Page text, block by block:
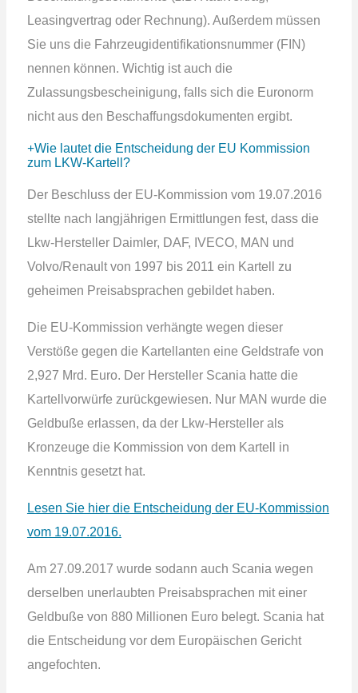
Leasingvertrag oder Rechnung). Außerdem müssen
Sie uns die Fahrzeugidentifikationsnummer (FIN)
nennen können. Wichtig ist auch die
Zulassungsbescheinigung, falls sich die Euronorm
nicht aus den Beschaffungsdokumenten ergibt.
Wie lautet die Entscheidung der EU Kommission
zum LKW-Kartell?
Der Beschluss der EU-Kommission vom 19.07.2016
stellte nach langjährigen Ermittlungen fest, dass die
Lkw-Hersteller Daimler, DAF, IVECO, MAN und
Volvo/Renault von 1997 bis 2011 ein Kartell zu
geheimen Preisabsprachen gebildet haben.
Die EU-Kommission verhängte wegen dieser
Verstöße gegen die Kartellanten eine Geldstrafe von
2,927 Mrd. Euro. Der Hersteller Scania hatte die
Kartellvorwürfe zurückgewiesen. Nur MAN wurde die
Geldbuße erlassen, da der Lkw-Hersteller als
Kronzeuge die Kommission von dem Kartell in
Kenntnis gesetzt hat.
Lesen Sie hier die Entscheidung der EU-Kommission
vom 19.07.2016.
Am 27.09.2017 wurde sodann auch Scania wegen
derselben unerlaubten Preisabsprachen mit einer
Geldbuße von 880 Millionen Euro belegt. Scania hat
die Entscheidung vor dem Europäischen Gericht
angefochten.